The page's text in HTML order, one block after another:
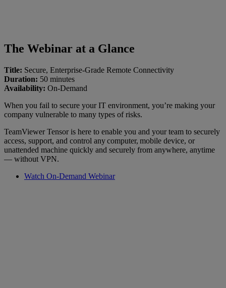
The Webinar at a Glance
Title: Secure, Enterprise-Grade Remote Connectivity
Duration: 50 minutes
Availability: On-Demand
When you fail to secure your IT environment, you’re making your
company vulnerable to many types of risks.
TeamViewer Tensor is here to enable you and your team to securely
access, support, and control any computer, mobile device, or
unattended machine quickly and securely from anywhere, anytime
— without VPN.
Watch On-Demand Webinar